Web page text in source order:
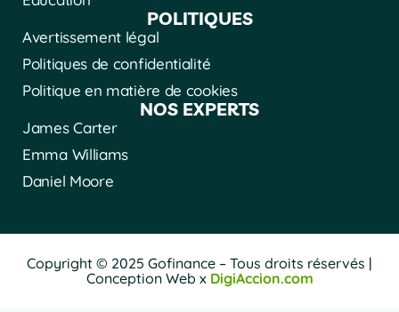
POLITIQUES
Avertissement légal
Politiques de confidentialité
Politique en matière de cookies
NOS EXPERTS
James Carter
Emma Williams
Daniel Moore
Copyright © 2025 Gofinance – Tous droits réservés |
Conception Web x DigiAccion.com